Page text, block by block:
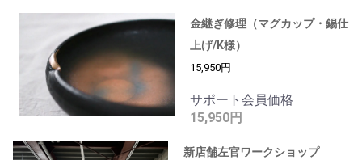
金継ぎ修理（マグカップ・錫仕
上げ/K様）
15,950円
サポート会員価格
15,950円
新店舗左官ワークショップ